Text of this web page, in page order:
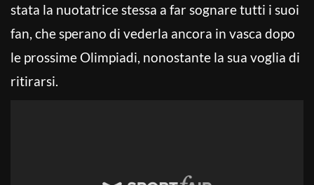
stata la nuotatrice stessa a far sognare tutti i suoi
fan, che sperano di vederla ancora in vasca dopo
le prossime Olimpiadi, nonostante la sua voglia di
ritirarsi.